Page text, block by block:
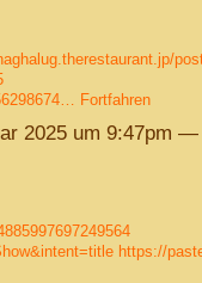
Fortfahren
2025 um 9:47pm —
https://